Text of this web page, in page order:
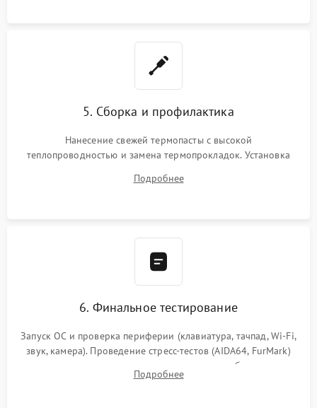
5. Сборка и профилактика
Нанесение свежей термопасты с высокой
теплопроводностью и замена термопрокладок. Установка
шлейфов, модулей памяти и накопителей. Предварительная
Подробнее
6. Финальное тестирование
Запуск ОС и проверка периферии (клавиатура, тачпад, Wi-Fi,
звук, камера). Проведение стресс-тестов (AIDA64, FurMark)
для контроля температурного режима и стабильности
системы под пиковой нагрузкой.
Подробнее